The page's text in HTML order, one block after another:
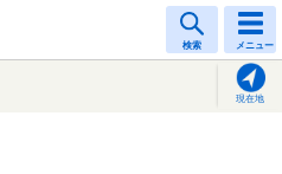
検索 メニュー
現在地